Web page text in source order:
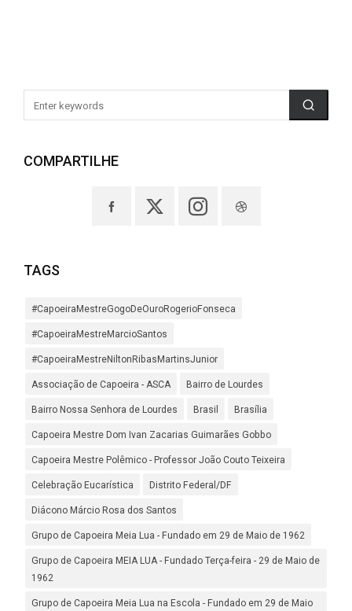
COMPARTILHE
TAGS
#CapoeiraMestreGogoDeOuroRogerioFonseca
#CapoeiraMestreMarcioSantos
#CapoeiraMestreNiltonRibasMartinsJunior
Associação de Capoeira - ASCA Bairro de Lourdes
Bairro Nossa Senhora de Lourdes Brasil Brasília
Capoeira Mestre Dom Ivan Zacarias Guimarães Gobbo
Capoeira Mestre Polêmico - Professor João Couto Teixeira
Celebração Eucarística Distrito Federal/DF
Diácono Márcio Rosa dos Santos
Grupo de Capoeira Meia Lua - Fundado em 29 de Maio de 1962
Grupo de Capoeira MEIA LUA - Fundado Terça-feira - 29 de Maio de
1962
Grupo de Capoeira Meia Lua na Escola - Fundado em 29 de Maio